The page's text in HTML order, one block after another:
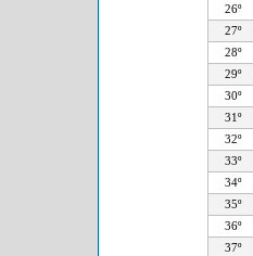
26º
27º
28º
29º
30º
31º
32º
33º
34º
35º
36º
37º